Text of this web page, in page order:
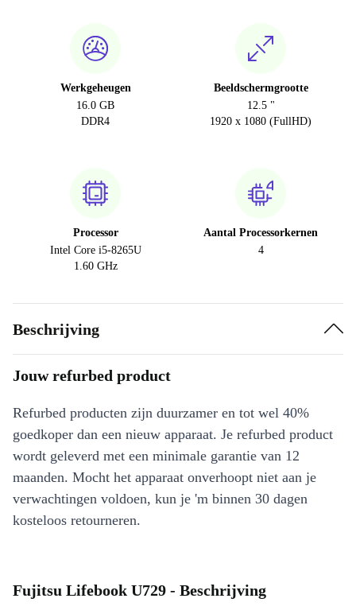
Werkgeheugen
16.0 GB
DDR4
Beeldschermgrootte
12.5 "
1920 x 1080 (FullHD)
Processor
Intel Core i5-8265U
1.60 GHz
Aantal Processorkernen
4
Beschrijving
Jouw refurbed product
Refurbed producten zijn duurzamer en tot wel 40%
goedkoper dan een nieuw apparaat. Je refurbed product
wordt geleverd met een minimale garantie van 12
maanden. Mocht het apparaat onverhoopt niet aan je
verwachtingen voldoen, kun je 'm binnen 30 dagen
kosteloos retourneren.
Fujitsu Lifebook U729 - Beschrijving